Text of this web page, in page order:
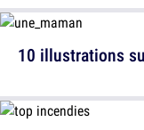
10 illustrations